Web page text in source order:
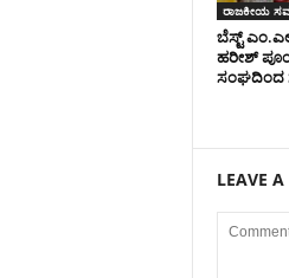
ರಾಜಕೀಯ
ಬೆಸ್ಟ್
ಹರೀಶ್
ಸಂಘದಿಂದ
LEAVE A